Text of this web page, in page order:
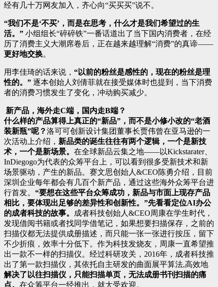
经有几十万网友加入，齐心向“买买买”说不。
“我们不是‘不买’，而是在思考，什么才是我们希望过的生
活。” 小组组长“碎碎铁”一番话道出了当下国内消费者，在经
历了消费主义大潮席卷后，正在越来越理解“消费”的真谛——
更好地交换。
用李佳琦的话来说， “以前的粉丝是感性的，现在的粉丝是理
性的。” 逐本创始人刘倩菲就在接受媒体时也提到，当下消费
者的消费习惯发生了变化，冲动购买减少。
新产品，海外走C端，国内走B端？
什么样的产品算得上真正的“新品”，而不是小修小改的“老酒
装新瓶”呢？洛可可创新设计集团董事长贾伟曾在亚马逊的一
次活动上介绍， 新品类的诞生往往有两个逻辑，一个是新技
术，一个是新场景。 在全球新品云集之地——以Kickstarater、
InDiegogo为代表的众筹平台上，可以看到很多受新技术和新
场景驱动，产生的新品。赛文思创始人&CEO陈勇介绍，目前
深圳企业每年都会有几百个新产品，通过这些海外众筹平台进
行首发。 “要想在这些平台众筹成功，新品与市面上现存产品
相比，要体现出足够的差异性和创新性。”先看看定位AI办公
的成者科技的故事。 成者科技创始人&CEO周康在学生时代，
发现借阅书籍或者找同学借笔记，如果想要扫描保存，之前的
扫描仪都无法提供成册描述，而只能一张一张进行按压，留下
不少折痕，效率十分低下。作为科技发烧友，周康一直希望推
出一款不一样的扫描仪。经过科研攻关，2016年，成者科技推
出了第一款扫描仪，其依托自主研发的曲面展平算法,高效地
解决了以往扫描仪，只能扫描单页，无法成册书刊扫描的痛
点。 在众筹平台一经推出，就大受欢迎。